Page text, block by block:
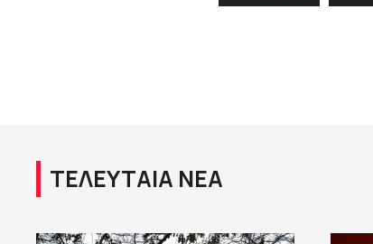
ΤΕΛΕΥΤΑΙΑ ΝΕΑ